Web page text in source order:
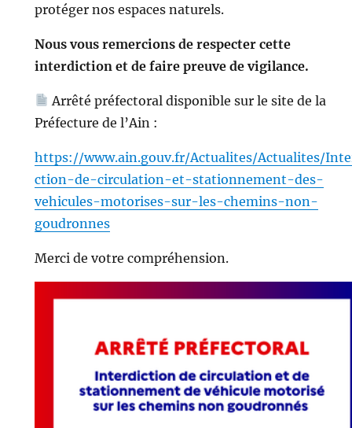
protéger nos espaces naturels.
Nous vous remercions de respecter cette
interdiction et de faire preuve de vigilance.
Arrêté préfectoral disponible sur le site de la
Préfecture de l’Ain :
https://www.ain.gouv.fr/Actualites/Actualites/
ction-de-circulation-et-stationnement-des-
vehicules-motorises-sur-les-chemins-non-
goudronnes
Merci de votre compréhension.